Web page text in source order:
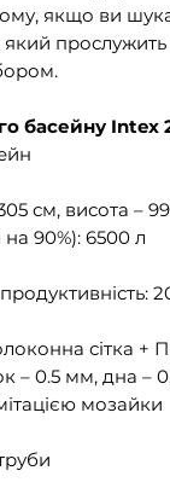
якщо ви
який
басейну Intex
см, висота –
90%): 6500 л
сітка +
– 0.5 мм, дна –
мозайки